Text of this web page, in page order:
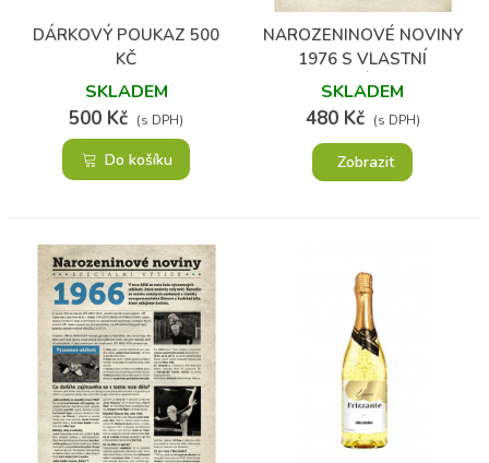
DÁRKOVÝ POUKAZ 500
KČ
SKLADEM
500 Kč (s DPH)
Do košíku
NAROZENINOVÉ NOVINY
1976 S VLASTNÍ
FOTOGRAFIÍ A TEXTEM
SKLADEM
480 Kč (s DPH)
Zobrazit